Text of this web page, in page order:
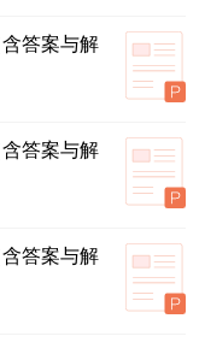
答案与解
答案与解
答案与解